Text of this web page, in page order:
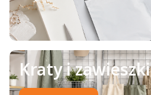
Kraty i zawieszki